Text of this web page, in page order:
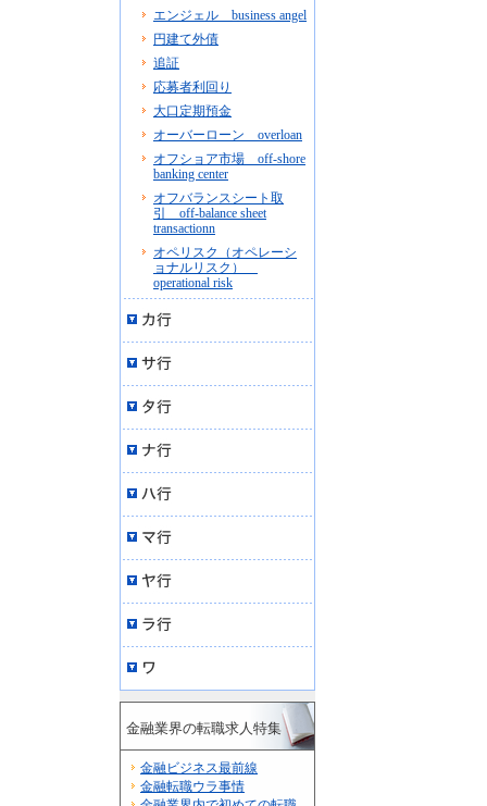
エンジェル business angel
円建て外債
追証
応募者利回り
大口定期預金
オーバーローン overloan
オフショア市場 off-shore
banking center
オフバランスシート取
引 off-balance sheet
transactionn
オペリスク（オペレーシ
ョナルリスク）
operational risk
金融業界の転職求人特集
金融ビジネス最前線
金融転職ウラ事情